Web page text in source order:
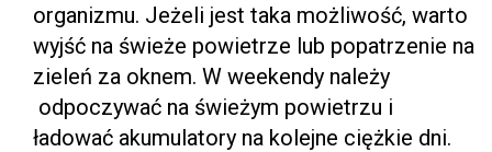
organizmu. Jeżeli jest taka możliwość, warto
wyjść na świeże powietrze lub popatrzenie na
zieleń za oknem. W weekendy należy
odpoczywać na świeżym powietrzu i
ładować akumulatory na kolejne ciężkie dni.